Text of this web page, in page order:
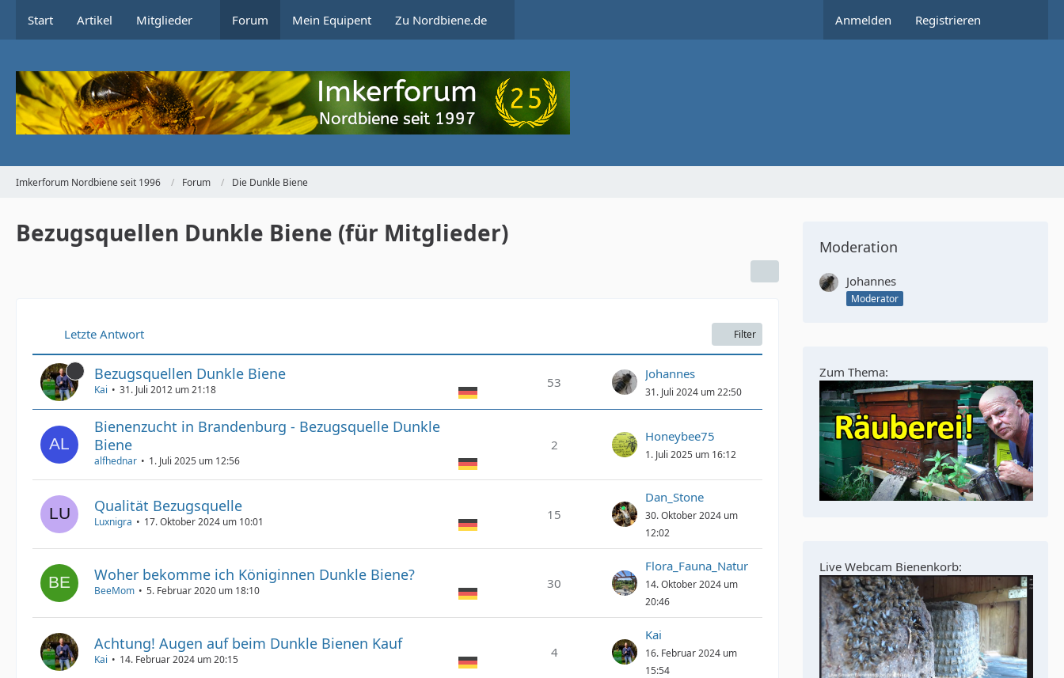
Start Artikel Mitglieder Forum Mein Equipent Zu Nordbiene.de Anmelden Registrieren
Imkerforum Nordbiene seit 1996 Forum Die Dunkle Biene
Bezugsquellen Dunkle Biene (für Mitglieder)
Letzte Antwort Filter
Bezugsquellen Dunkle Biene
Kai 31. Juli 2012 um 21:18 53
Johannes
31. Juli 2024 um 22:50
Bienenzucht in Brandenburg - Bezugsquelle Dunkle
Biene
alfhednar 1. Juli 2025 um 12:56
2
Honeybee75
1. Juli 2025 um 16:12
Qualität Bezugsquelle
Luxnigra 17. Oktober 2024 um 10:01 15
Dan_Stone
30. Oktober 2024 um
12:02
Woher bekomme ich Königinnen Dunkle Biene?
BeeMom 5. Februar 2020 um 18:10 30
Flora_Fauna_Natur
14. Oktober 2024 um
20:46
Achtung! Augen auf beim Dunkle Bienen Kauf
Kai 14. Februar 2024 um 20:15 4
Kai
16. Februar 2024 um
15:54
Moderation
Johannes
Moderator
Zum Thema:
Live Webcam Bienenkorb: